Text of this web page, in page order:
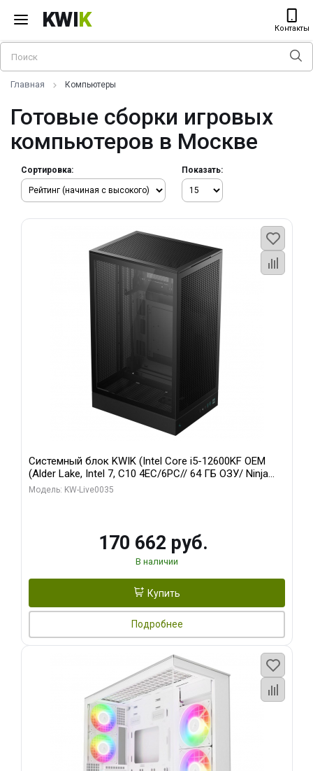
KWIK Контакты
Главная Компьютеры
Готовые сборки игровых
компьютеров в Москве
Сортировка: Показать:
Системный блок KWIK (Intel Core i5-12600KF OEM
(Alder Lake, Intel 7, C10 4EC/6PC// 64 ГБ ОЗУ/ Ninja
Sinotex GTX1650 4GB 128bit GDDR6 DVI DP HDMI 2/
Модель: KW-Live0035
170 662 руб.
В наличии
Купить
Подробнее